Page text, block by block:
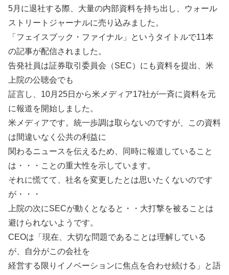
5月に退社する際、大量の内部資料を持ち出し、ウォール
ストリートジャーナルに売り込みました。
「フェイスブック・ファイナル」というタイトルで11本
の記事が配信されました。
告発社員は証券取引委員会（SEC）にも資料を提出、米
上院の公聴会でも
証言し、10月25日から米メディア17社が一斉に資料を元
に報道を開始しました。
米メディアです。統一歩調は取らないのですが、この資料
は間違いなく公共の利益に
関わるニュースを伝えるため、同時に報道していること
は・・・ことの重大性を示しています。
それに慌てて、社名を変更したとは思いたくないのです
が・・・
上院の次にSECが動くとなると・・大打撃を被ることは
避けられないようです。
CEOは「現在、大切な問題であることは理解している
が、自分がこの会社を
経営する限りイノベーションに焦点を合わせ続ける」と語